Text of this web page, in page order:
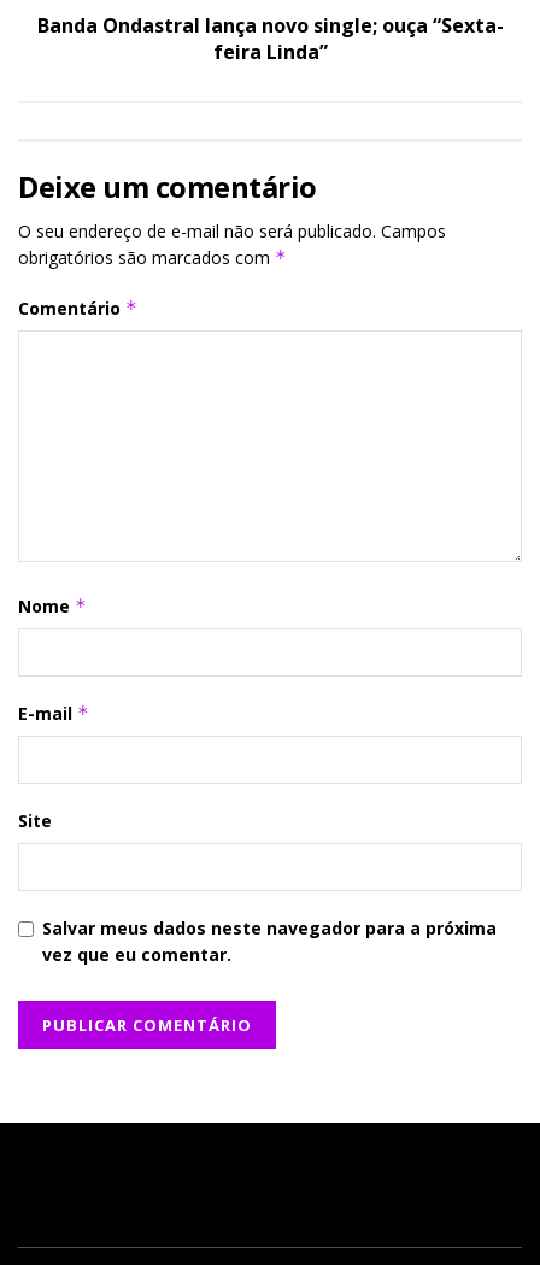
Banda Ondastral lança novo single; ouça “Sexta-
feira Linda”
Deixe um comentário
O seu endereço de e-mail não será publicado. Campos
obrigatórios são marcados com *
Comentário *
Nome *
E-mail *
Site
Salvar meus dados neste navegador para a próxima
vez que eu comentar.